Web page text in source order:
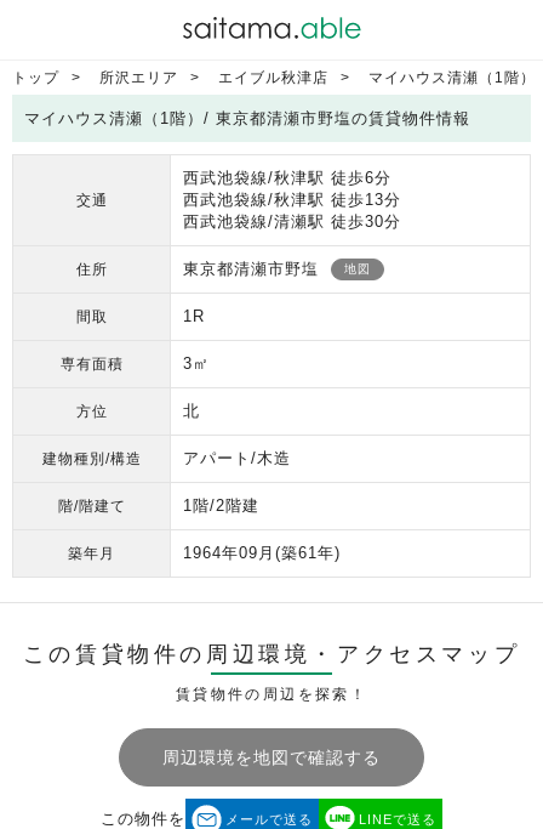
トップ 所沢エリア エイブル秋津店 マイハウス清瀬（1階）
マイハウス清瀬（1階）/ 東京都清瀬市野塩の賃貸物件情報
交通
西武池袋線/秋津駅 徒歩6分
西武池袋線/秋津駅 徒歩13分
西武池袋線/清瀬駅 徒歩30分
住所 東京都清瀬市野塩 地図
間取 1R
専有面積 3㎡
方位 北
建物種別/構造 アパート/木造
階/階建て 1階/2階建
築年月 1964年09月 (築61年)
この賃貸物件の周辺環境・ アクセスマップ
賃貸物件の周辺を探索！
周辺環境を地図で確認する
この物件を メールで送る LINEで送る